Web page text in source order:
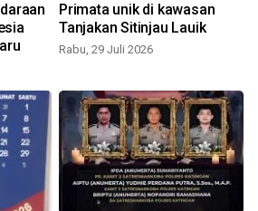
Primata unik di kawasan
Tanjakan Sitinjau Lauik
Rabu, 29 Juli 2026